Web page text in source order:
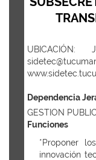
Dependencia
GESTION
Funciones
*Proponer
innovación